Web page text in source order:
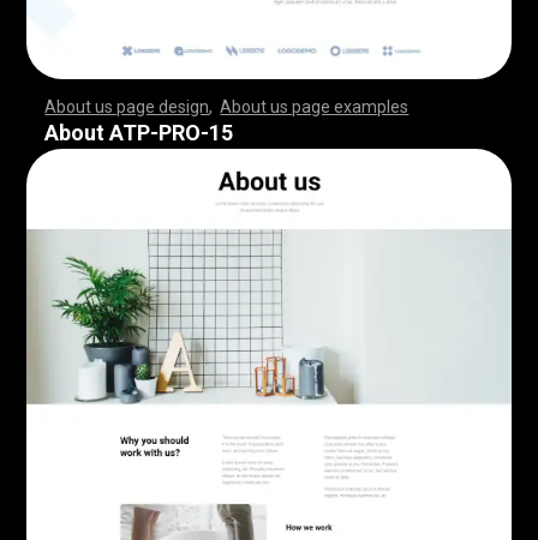
About us page design ,About us page examples
,,,,,,,,,,,,,,,,,,,,,,,, ,,,,,,,,,,,,,,,,,,,,,,,,,,,
,,,,,,,,,,,,,,,,,,,,,,,, ,,,,,,,,,,,,,,,,,,,,,,,,,,,
,,,,,,,,,,,,,,,,,,,,,,,, ,,,,,,,,,,,,,,,,,,,,,,,,,,,
,,,,,,,,,,,,,,,,,,,,,,,, ,,,,,,,,,,,,,,,,,,,,,,,,,,,
,,,,,,,,,,,,,,,,,,,,,,,, ,,,,,,,,,,,,,,,,,,,,,,,,,,,
,,,,,,,,,,,,,,,,,,,,,,,, ,,,,,,,,,,,,,,,,,,,,,,,,,,,
,,,,,,,,,,,,,,,,,,,,,,,, ,,,,,,,,,,,,,,,,,,,,,,,,,,,
,,,,,,,,,,,,,,,,,,,,,,,, ,,,,,,,,,,,,
About ATP-PRO-15